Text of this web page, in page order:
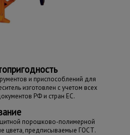
и приспособлений для
изготовлен с учетом всех
РФ и стран ЕС.
порошково-полимерной
цвета, предписываемые ГОСТ.